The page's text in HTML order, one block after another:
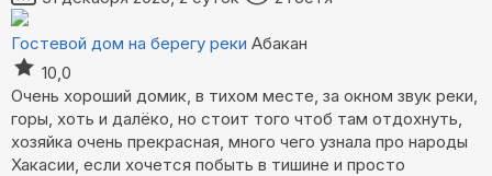
Гостевой дом на берегу реки Абакан
10,0
Очень хороший домик, в тихом месте, за окном звук реки,
горы, хоть и далёко, но стоит того чтоб там отдохнуть,
хозяйка очень прекрасная, много чего узнала про народы
Хакасии, если хочется побыть в тишине и просто